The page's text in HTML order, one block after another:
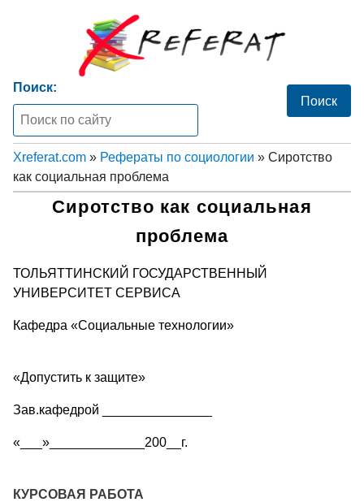
Поиск:
Xreferat.com » Рефераты по социологии » Сиротство
как социальная проблема
Сиротство как социальная
проблема
ТОЛЬЯТТИНСКИЙ ГОСУДАРСТВЕННЫЙ
УНИВЕРСИТЕТ СЕРВИСА
Кафедра «Социальные технологии»
«Допустить к защите»
Зав.кафедрой _______________
«___»_____________200__г.
КУРСОВАЯ РАБОТА